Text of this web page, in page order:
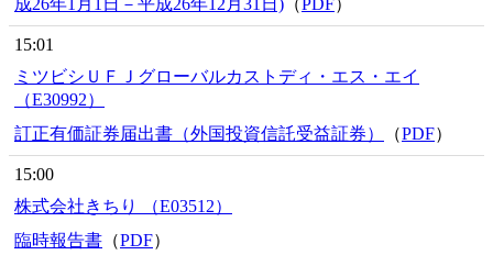
成26年1月1日－平成26年12月31日) （PDF）
15:01
ミツビシＵＦＪグローバルカストディ・エス・エイ
（E30992）
訂正有価証券届出書（外国投資信託受益証券）
（PDF）
15:00
株式会社きちり （E03512）
臨時報告書 （PDF）